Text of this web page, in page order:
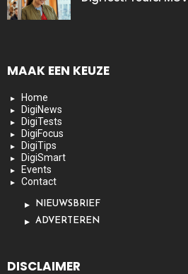
MAAK EEN KEUZE
Home
DigiNews
DigiTests
DigiFocus
DigiTips
DigiSmart
Events
Contact
NIEUWSBRIEF
ADVERTEREN
DISCLAIMER